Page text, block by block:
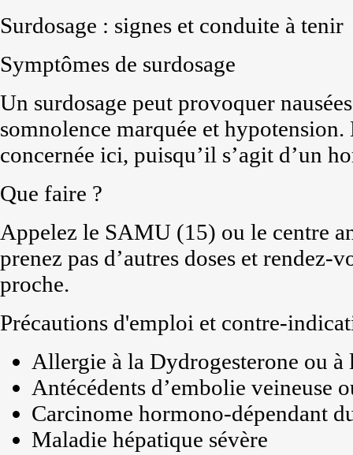
Surdosage : signes et conduite à tenir
Symptômes de surdosage
Un surdosage peut provoquer
somnolence marquée et hypotension.
concernée ici, puisqu’il s’agit d’un
Que faire ?
Appelez le SAMU (15) ou le centre
prenez pas d’autres doses et
proche.
Précautions d'emploi et contre-
Allergie à la Dydrogesterone ou à
Antécédents d’embolie veineuse
Carcinome hormono-dépendant
Maladie hépatique sévère